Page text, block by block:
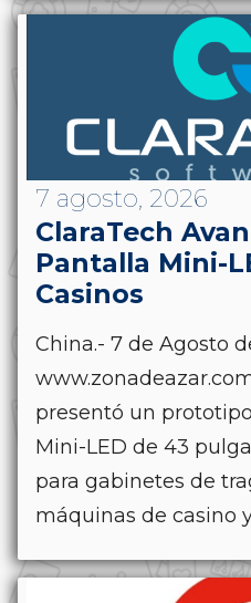
7 agosto, 2026
ClaraTech
Pantalla Mini-
Casinos
China.- 7 de Agosto
presentó un
Mini-LED de 43
para gabinetes de
máquinas de casino y